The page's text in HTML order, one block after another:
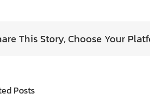
This Story, Choose Your
Posts